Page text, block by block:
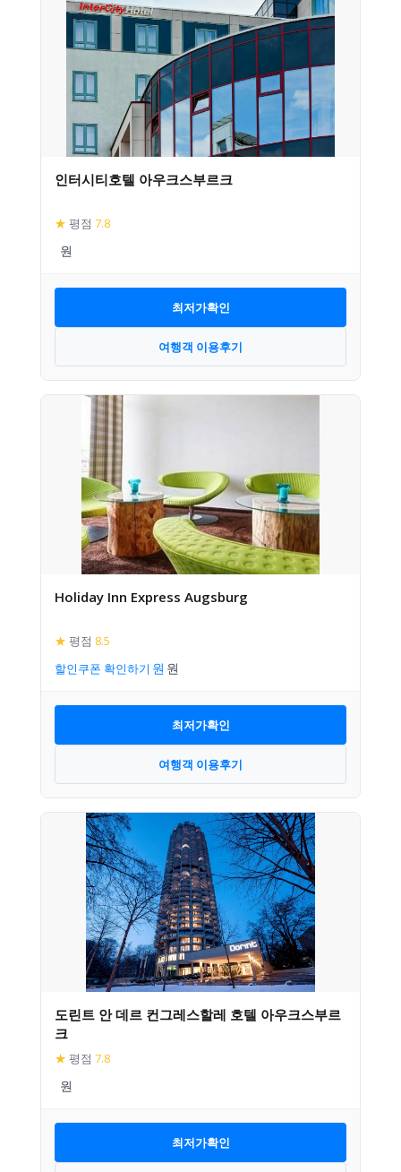
인터시티호텔 아우크스부르크
★ 평점 7.8
최저가확인
여행객 이용후기
Holiday Inn Express Augsburg
★ 평점 8.5
할인쿠폰 확인하기
최저가확인
여행객 이용후기
도린트 안 데르 컨그레스할레 호텔 아우크스부르
크
★ 평점 7.8
최저가확인